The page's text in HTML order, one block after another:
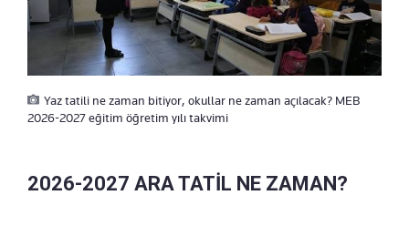
Yaz tatili ne zaman bitiyor, okullar ne zaman açılacak? MEB
2026-2027 eğitim öğretim yılı takvimi
2026-2027 ARA TATİL NE ZAMAN?